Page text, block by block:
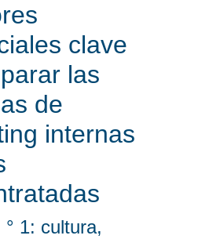
clave
las
de
internas
1: cultura,